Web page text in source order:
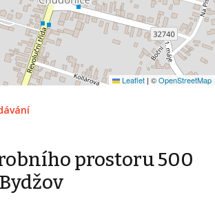
Leaflet | ©OpenStreetMap
prostoru 500